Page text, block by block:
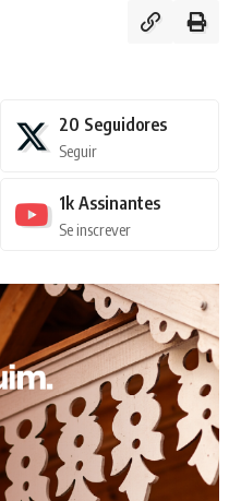
20 Seguidores
Seguir
1k Assinantes
Se inscrever